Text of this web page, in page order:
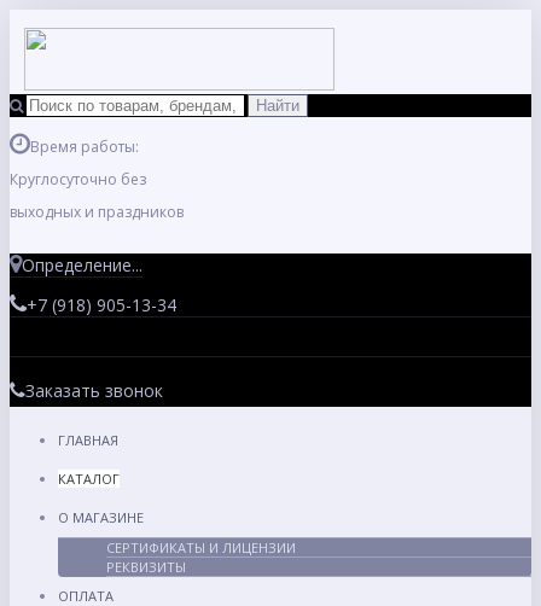
Время работы:
Круглосуточно без
выходных и праздников
Определение...
+7 (918) 905-13-34
Заказать звонок
ГЛАВНАЯ
КАТАЛОГ
О МАГАЗИНЕ
СЕРТИФИКАТЫ И ЛИЦЕНЗИИ
РЕКВИЗИТЫ
ОПЛАТА